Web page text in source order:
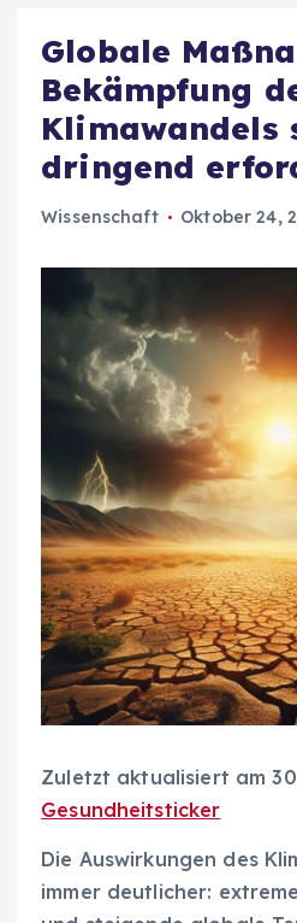
Globale
Bekämpfung
Klimawandels
dringend
Wissenschaft Oktober 24,
Zuletzt aktualisiert am
Gesundheitsticker
Die Auswirkungen des
immer deutlicher: